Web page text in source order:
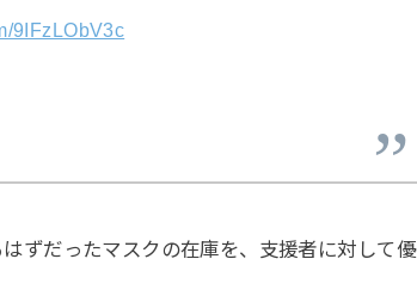
9IFzLObV3c
ずだったマスクの在庫を、支援者に対して優